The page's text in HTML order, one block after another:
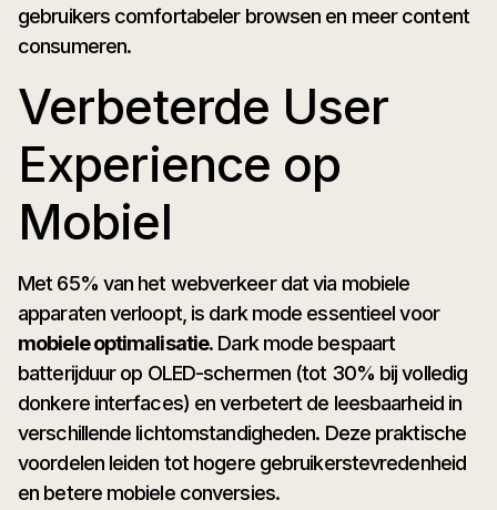
gebruikers comfortabeler browsen en meer content
consumeren.
Verbeterde User
Experience op
Mobiel
Met 65% van het webverkeer dat via mobiele
apparaten verloopt, is dark mode essentieel voor
mobiele optimalisatie. Dark mode bespaart
batterijduur op OLED-schermen (tot 30% bij volledig
donkere interfaces) en verbetert de leesbaarheid in
verschillende lichtomstandigheden. Deze praktische
voordelen leiden tot hogere gebruikerstevredenheid
en betere mobiele conversies.